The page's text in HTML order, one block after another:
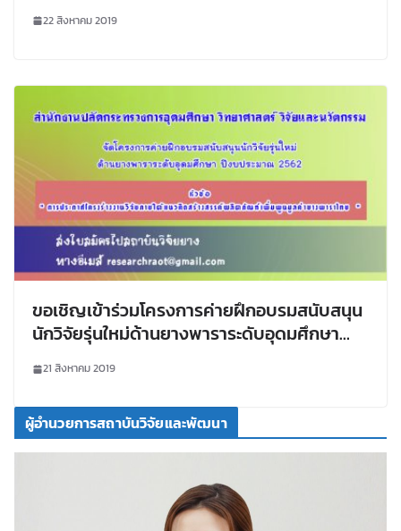
ราชภัฏหมู่บ้านจอมบึง
22 สิงหาคม 2019
ขอเชิญเข้าร่วมโครงการค่ายฝึกอบรมสนับสนุน
นักวิจัยรุ่นใหม่ด้านยางพาราระดับอุดมศึกษา
ปีงบประมาณ 2562
21 สิงหาคม 2019
ผู้อำนวยการสถาบันวิจัยและพัฒนา